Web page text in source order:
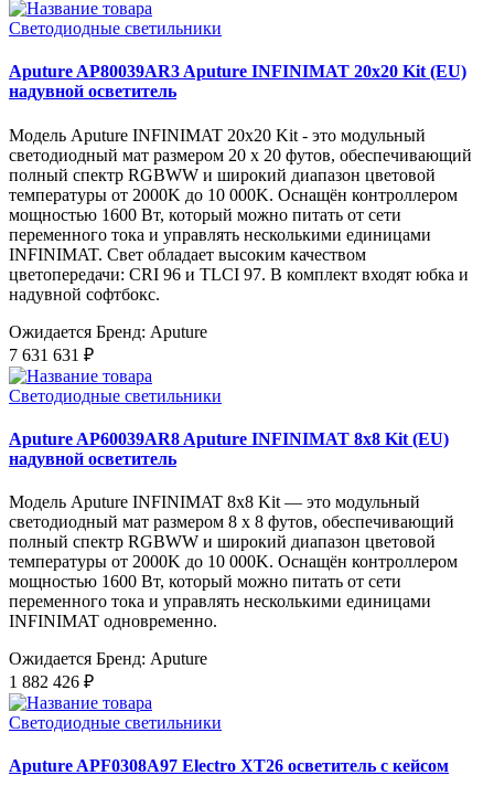
Светодиодные светильники
Aputure AP80039AR3 Aputure INFINIMAT 20x20 Kit (EU)
надувной осветитель
Модель Aputure INFINIMAT 20x20 Kit - это модульный
светодиодный мат размером 20 x 20 футов, обеспечивающий
полный спектр RGBWW и широкий диапазон цветовой
температуры от 2000K до 10 000K. Оснащён контроллером
мощностью 1600 Вт, который можно питать от сети
переменного тока и управлять несколькими единицами
INFINIMAT. Свет обладает высоким качеством
цветопередачи: CRI 96 и TLCI 97. В комплект входят юбка и
надувной софтбокс.
Ожидается Бренд: Aputure
7 631 631 ₽
Светодиодные светильники
Aputure AP60039AR8 Aputure INFINIMAT 8x8 Kit (EU)
надувной осветитель
Модель Aputure INFINIMAT 8x8 Kit — это модульный
светодиодный мат размером 8 x 8 футов, обеспечивающий
полный спектр RGBWW и широкий диапазон цветовой
температуры от 2000K до 10 000K. Оснащён контроллером
мощностью 1600 Вт, который можно питать от сети
переменного тока и управлять несколькими единицами
INFINIMAT одновременно.
Ожидается Бренд: Aputure
1 882 426 ₽
Светодиодные светильники
Aputure APF0308A97 Electro XT26 осветитель с кейсом